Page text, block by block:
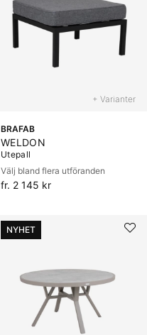
+ Varianter
BRAFAB
WELDON
Utepall
Välj bland flera utföranden
fr. 2 145 kr
NYHET